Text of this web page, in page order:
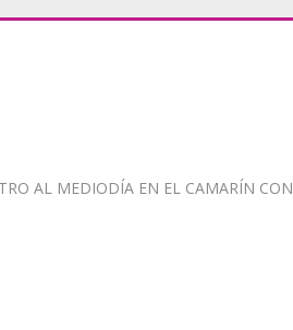
AL MEDIODÍA EN EL CAMARÍN CON